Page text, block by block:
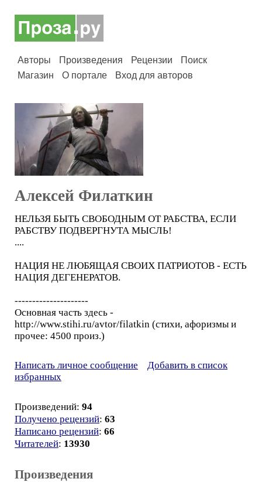
Авторы Произведения Рецензии
Поиск
Магазин
О портале Вход для авторов
Алексей Филаткин
НЕЛЬЗЯ БЫТЬ СВОБОДНЫМ ОТ РАБСТВА, ЕСЛИ
РАБСТВУ ПОДВЕРГНУТА МЫСЛЬ!
....
НАЦИЯ НЕ ЛЮБЯЩАЯ СВОИХ ПАТРИОТОВ - ЕСТЬ
НАЦИЯ ДЕГЕНЕРАТОВ.
---------------------
Основная часть здесь -
http://www.stihi.ru/avtor/filatkin (стихи, афоризмы и
прочее: 4500 произ.)
Написать личное сообщение
Добавить в список
избранных
Произведений: 94
Получено рецензий: 63
Написано рецензий: 66
Читателей: 13930
Произведения